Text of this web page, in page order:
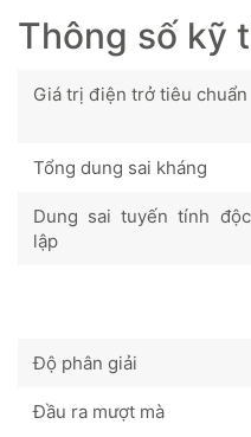
Thông số kỹ
Giá trị điện trở tiêu chuẩn
Tổng dung sai kháng
Dung sai tuyến tính độc
lập
Độ phân giải
Đầu ra mượt mà